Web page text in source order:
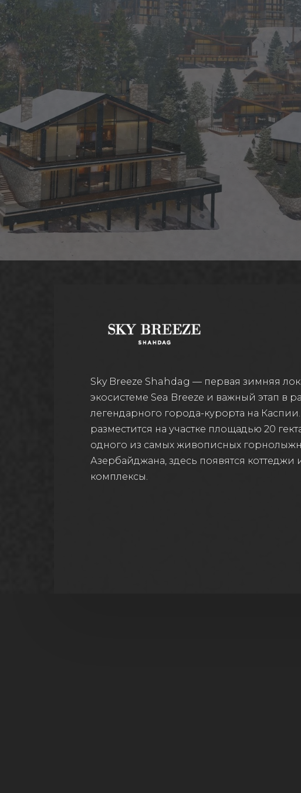
Sky Breeze Shahdag — первая зимняя
экосистеме Sea Breeze и важный этап в
легендарного города-курорта на
разместится на участке площадью 20
одного из самых живописных
Азербайджана, здесь появятся коттеджи
комплексы.